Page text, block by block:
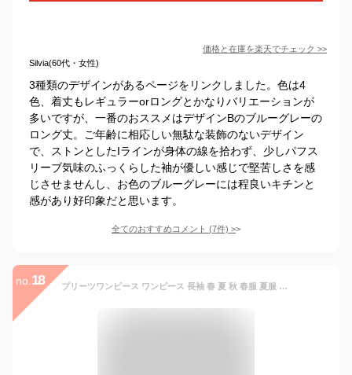
価格と在庫を楽天でチェック >>
Silvia(60代・女性)
3種類のデザインがあるページをリンクしました。色は4
色、着丈もレギュラーorロングとかなりバリエーションが
多いですが、一番のおススメはデザインBのブルーグレーの
ロング丈。ご年齢に相応しい無駄な装飾のないデザイン
で、ストンとしたIラインが身体の線を拾わず、少しパフス
リーブ気味のふっくらした袖が優しい感じで堅苦しさを感
じさせませんし、お色のブルーグレーには程良いキチンと
感があり好印象だと思います。
全てのおすすめコメント (7件) >
no. 18 プリーツワンピース ワンピース 長袖 春 夏 秋 春服 夏服 立ち襟 ベルト付き 膝丈ワンピース 膝丈 プリーツ ワンピ レディース ドレス ワンピースドレス 大きいサイズ きれいめ 上品 オフィス 通勤 結婚式 送料無料 着痩せ フォーマル 30代 40代 50代